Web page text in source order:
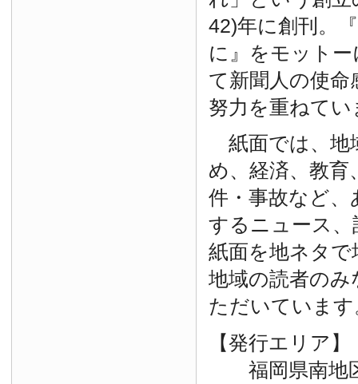
42)年に創刊。
に』をモット
て新聞人の使命
努力を重ねてい
紙面では、地
め、経済、教育
件・事故など
するニュース
紙面を地ネタ
地域の読者の
ただいています
【発行エリア】
福岡県南地